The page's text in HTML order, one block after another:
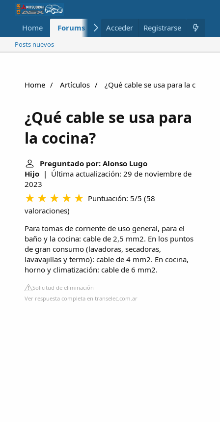
Home Forums Nuevo Miembros
Acceder Registrarse
Posts nuevos
Home Artículos ¿Qué cable se usa para la cocina?
¿Qué cable se usa para
la cocina?
Preguntado por: Alonso Lugo
Hijo | Última actualización: 29 de noviembre de
2023
Puntuación: 5/5 (58
valoraciones)
Para tomas de corriente de uso general, para el
baño y la cocina: cable de 2,5 mm2. En los puntos
de gran consumo (lavadoras, secadoras,
lavavajillas y termo): cable de 4 mm2. En cocina,
horno y climatización: cable de 6 mm2.
Solicitud de eliminación
Ver respuesta completa en transelec.com.ar